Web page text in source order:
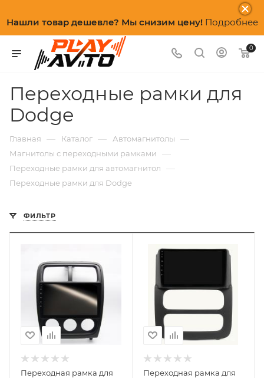
Нашли товар дешевле? Мы снизим цену! Подробнее
0
Переходные рамки для
Dodge
Главная — Каталог — Автомагнитолы —
Магнитолы с переходными рамками —
Переходные рамки для автомагнитол —
Переходные рамки для Dodge
ФИЛЬТР
Переходная рамка для
Переходная рамка для